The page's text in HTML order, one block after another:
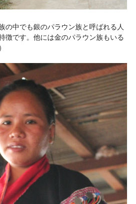
の中でも銀のパラウン族と呼ばれる人
徴です。他には金のパラウン族もいる